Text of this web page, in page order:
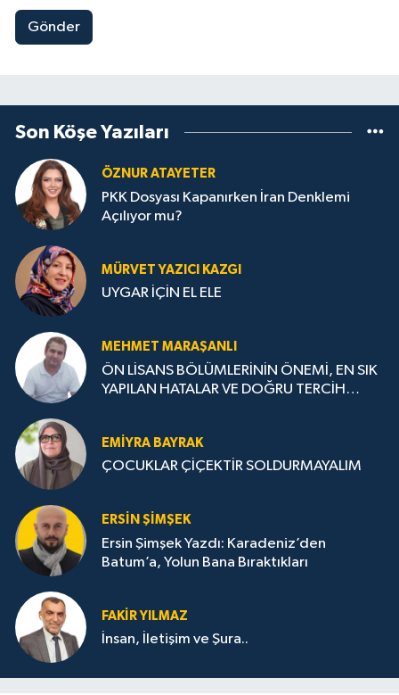
Gönder
Son Köşe Yazıları
ÖZNUR ATAYETER
PKK Dosyası Kapanırken İran Denklemi
Açılıyor mu?
MÜRVET YAZICI KAZGI
UYGAR İÇİN EL ELE
MEHMET MARAŞANLI
ÖN LİSANS BÖLÜMLERİNİN ÖNEMİ, EN SIK
YAPILAN HATALAR VE DOĞRU TERCİH
EMIYRA BAYRAK
ÇOCUKLAR ÇİÇEKTİR SOLDURMAYALIM
ERSIN ŞIMŞEK
Ersin Şimşek Yazdı: Karadeniz’den
Batum’a, Yolun Bana Bıraktıkları
FAKIR YILMAZ
İnsan, İletişim ve Şura..